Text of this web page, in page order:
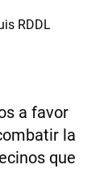
RDDL
a favor
la
que